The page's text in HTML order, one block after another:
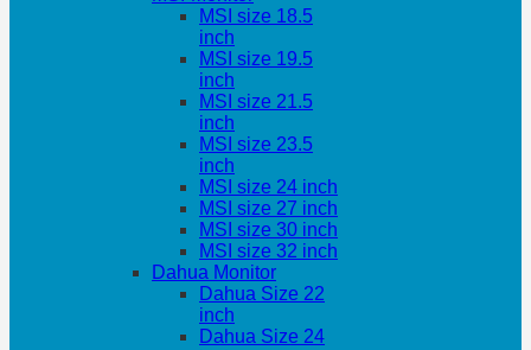
MSI size 18.5
inch
MSI size 19.5
inch
MSI size 21.5
inch
MSI size 23.5
inch
MSI size 24 inch
MSI size 27 inch
MSI size 30 inch
MSI size 32 inch
Dahua Monitor
Dahua Size 22
inch
Dahua Size 24